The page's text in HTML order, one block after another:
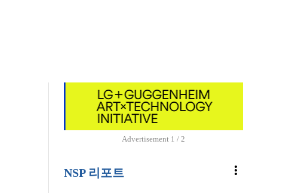
Advertisement 1 / 2
NSP 리포트 more_vert